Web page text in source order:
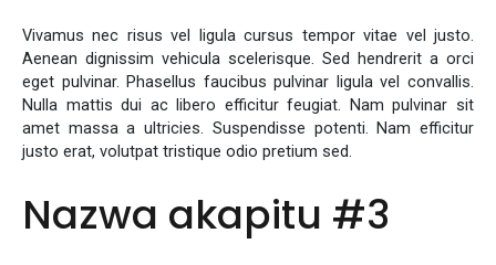
Vivamus nec risus vel ligula cursus tempor vitae vel justo.
Aenean dignissim vehicula scelerisque. Sed hendrerit a orci
eget pulvinar. Phasellus faucibus pulvinar ligula vel convallis.
Nulla mattis dui ac libero efficitur feugiat. Nam pulvinar sit
amet massa a ultricies. Suspendisse potenti. Nam efficitur
justo erat, volutpat tristique odio pretium sed.
Nazwa akapitu #3